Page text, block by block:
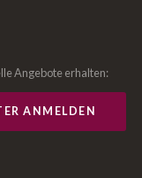
Angebote erhalten:
ANMELDEN